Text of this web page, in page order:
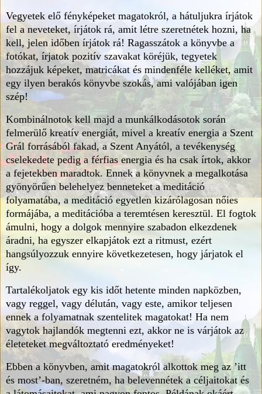
Vegyetek elő fényképeket magatokról, a hátuljukra írjátok
fel a neveteket, írjátok rá, amit létre szeretnétek hozni, ha
kell, jelen időben írjátok rá! Ragasszátok a könyvbe a
fotókat, írjatok pozitív szavakat köréjük, tegyetek
hozzájuk képeket, matricákat és mindenféle kelléket, amit
egy ilyen berakós könyvbe szokás, ami valójában igen
szép!
Kombinálnotok kell majd a munkálkodásotok során
felmerülő kreatív energiát, mivel a kreatív energia a Szent
Grál forrásából fakad, a Szent Anyától, a tevékenység
cselekedete pedig a férfias energia és ha csak írtok, akkor
a fejetekben maradtok. Ennek a könyvnek a megalkotása
gyönyörűen belehelyez benneteket a meditáció
folyamatába, a meditáció egyetlen kizárólagosan nőies
formájába, a meditációba a teremtésen keresztül. El fogtok
ámulni, hogy a dolgok mennyire szabadon elkezdenek
áradni, ha egyszer elkapjátok ezt a ritmust, ezért
hangsúlyozzuk ennyire következetesen, hogy járjatok el
így.
Tartalékoljatok egy kis időt hetente minden napközben,
vagy reggel, vagy délután, vagy este, amikor teljesen
ennek a folyamatnak szentelitek magatokat! Ha nem
vagytok hajlandók megtenni ezt, akkor ne is várjátok az
életeteket megváltoztató eredményeket!
Ebben a könyvben, amit magatokról alkottok meg az ’itt
és most’-ban, szeretném, ha belevennétek a céljaitokat és